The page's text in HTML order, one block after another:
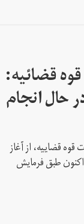
قضائیه:
حال انجام
قضاییه، از آغاز
طبق فرمایش